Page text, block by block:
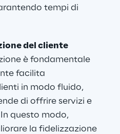
tempi di
del cliente
è fondamentale
facilita
in modo fluido,
di offrire servizi e
questo modo,
la fidelizzazione